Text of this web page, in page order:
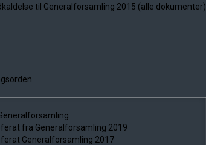
til Generalforsamling 2015 (alle dokumenter)
fra Generalforsamling 2019
Generalforsamling 2017